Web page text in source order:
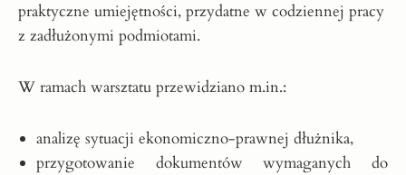
praktyczne umiejętności, przydatne w codziennej pracy
z zadłużonymi podmiotami.
W ramach warsztatu przewidziano m.in.:
analizę sytuacji ekonomiczno-prawnej dłużnika,
przygotowanie dokumentów wymaganych do